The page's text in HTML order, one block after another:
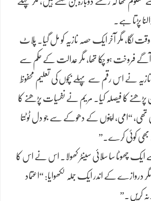
پڑتا ہے۔
لگا، مگر آخر ایک حصہ نازیہ کو مل گیا۔ پلاٹ
آگے فروخت ہو چکا تھا، مگر عدالت کے حکم سے
نے اس رقم سے پہلے بچوں کی تعلیم محفوظ
کا فیصلہ کیا۔ مریم نے نفسیات پڑھنے کا
کہتی تھی، “امی، اپنوں کے دھوکے سے جو دل ٹوٹتا
بھی کوئی کرے۔”
ایک چھوٹا سا سلائی سینٹر کھولا۔ اس نے اس کا
دروازے کے اندر ایک جملہ لکھوایا: “اعتماد
نہ کریں۔”